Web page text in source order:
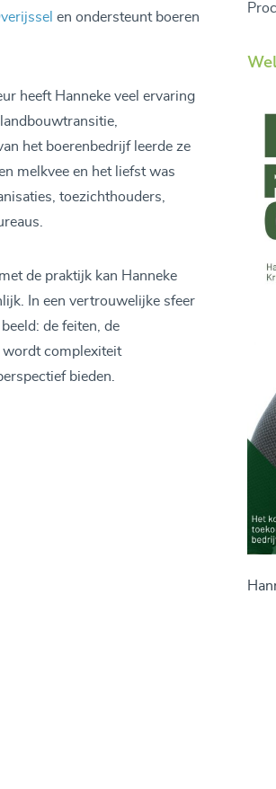
en ondersteunt boeren
heeft Hanneke veel ervaring
het boerenbedrijf leerde ze
melkvee en het liefst was
toezichthouders,
de praktijk kan Hanneke
In een vertrouwelijke sfeer
de feiten, de
wordt complexiteit
bieden.